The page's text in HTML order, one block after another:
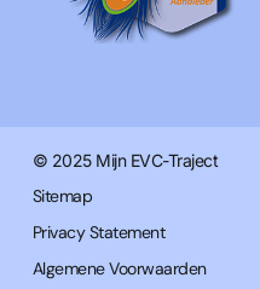
© 2025 Mijn EVC-Traject
Sitemap
Privacy Statement
Algemene Voorwaarden